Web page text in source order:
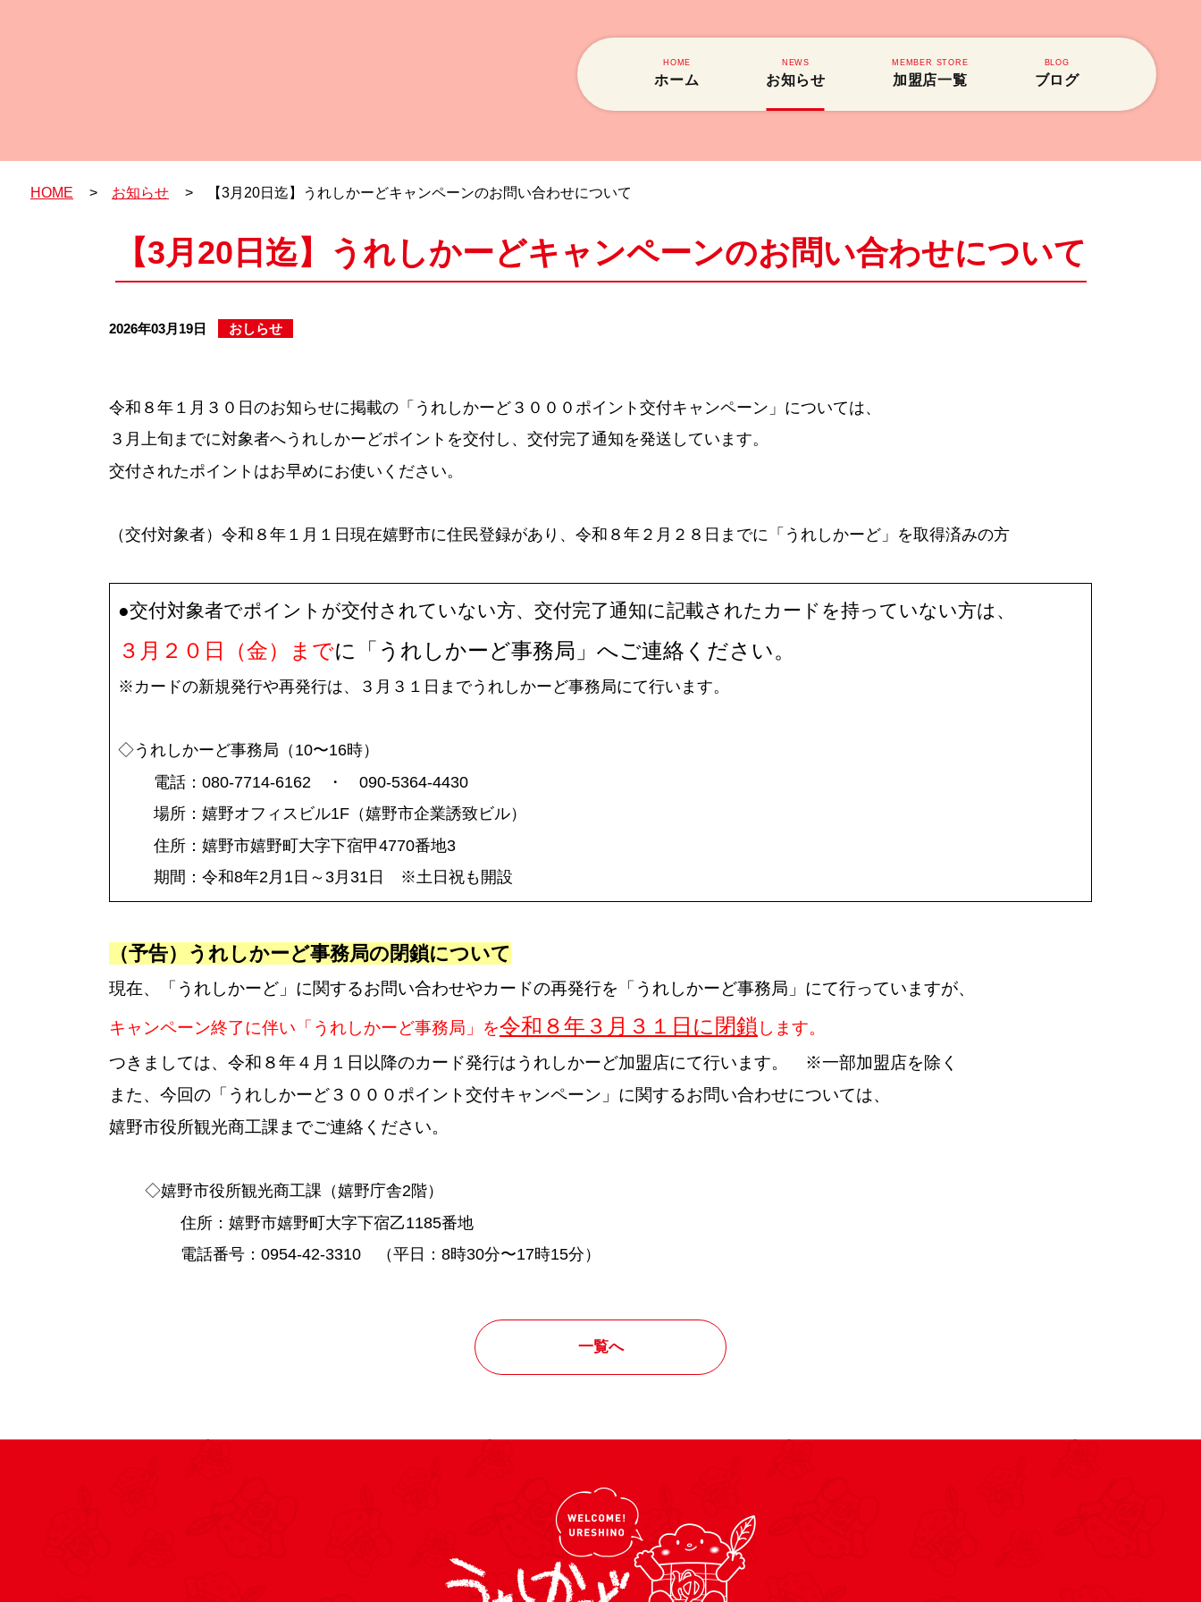
HOME
ホーム
NEWS
お知らせ
MEMBER STORE
加盟店一覧
BLOG
ブログ
HOME > お知らせ > 【3月20日迄】うれしかーどキャンペーンのお問い合わせについて
【3月20日迄】うれしかーどキャンペーンのお問い合わせについて
2026年03月19日 おしらせ
令和８年１月３０日のお知らせに掲載の「うれしかーど３０００ポイント交付キャンペーン」については、
３月上旬までに対象者へうれしかーどポイントを交付し、交付完了通知を発送しています。
交付されたポイントはお早めにお使いください。
（交付対象者）令和８年１月１日現在嬉野市に住民登録があり、令和８年２月２８日までに「うれしかーど」を取得済みの方
●交付対象者でポイントが交付されていない方、交付完了通知に記載されたカードを持っていない方は、
３月２０日（金）までに「うれしかーど事務局」へご連絡ください。
※カードの新規発行や再発行は、３月３１日までうれしかーど事務局にて行います。
◇うれしかーど事務局（10〜16時）
電話：080-7714-6162 ・ 090-5364-4430
場所：嬉野オフィスビル1F（嬉野市企業誘致ビル）
住所：嬉野市嬉野町大字下宿甲4770番地3
期間：令和8年2月1日～3月31日 ※土日祝も開設
（予告）うれしかーど事務局の閉鎖について
現在、「うれしかーど」に関するお問い合わせやカードの再発行を「うれしかーど事務局」にて行っていますが、
キャンペーン終了に伴い「うれしかーど事務局」を令和８年３月３１日に閉鎖 します。
つきましては、令和８年４月１日以降のカード発行はうれしかーど加盟店にて行います。 ※一部加盟店を除く
また、今回の「うれしかーど３０００ポイント交付キャンペーン」に関するお問い合わせについては、
嬉野市役所観光商工課までご連絡ください。
◇嬉野市役所観光商工課（嬉野庁舎2階）
住所：嬉野市嬉野町大字下宿乙1185番地
電話番号：0954-42-3310 （平日：8時30分〜17時15分）
一覧へ